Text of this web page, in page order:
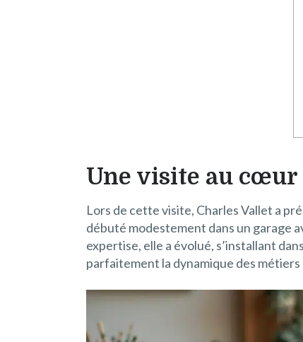
Une visite au cœur
Lors de cette visite, Charles Vallet a
débuté modestement dans un garage
expertise, elle a évolué, s’installant
parfaitement la dynamique des